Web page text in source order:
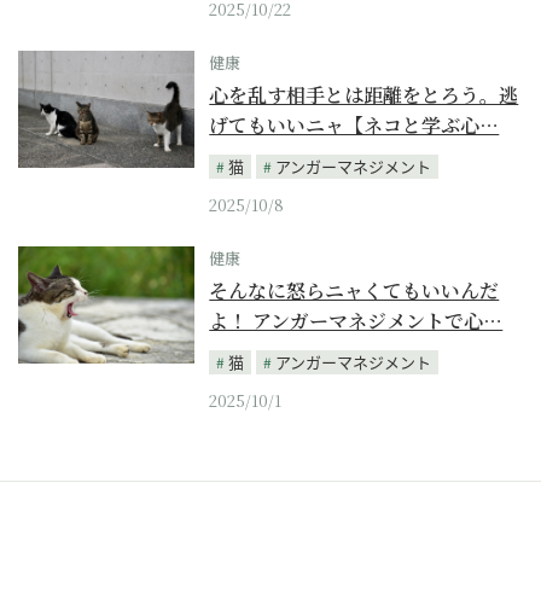
2025/10/22
健康
心を乱す相手とは距離をとろう。逃
げてもいいニャ【ネコと学ぶ心…
猫
アンガーマネジメント
2025/10/8
健康
そんなに怒らニャくてもいいんだ
よ！ アンガーマネジメントで心…
猫
アンガーマネジメント
2025/10/1